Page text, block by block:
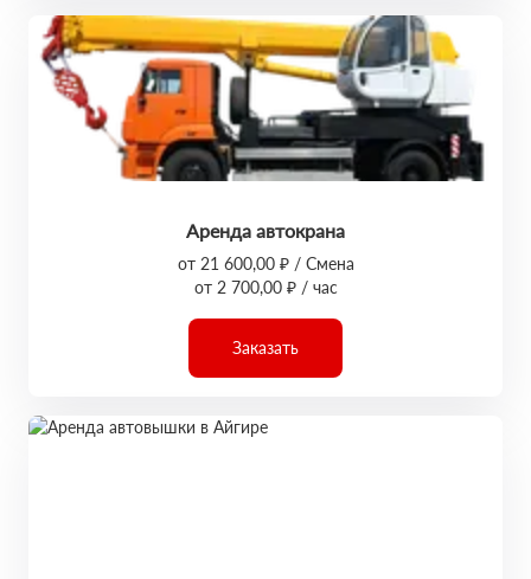
Аренда автокрана
от 21 600,00 ₽ / Смена
от 2 700,00 ₽ / час
Заказать